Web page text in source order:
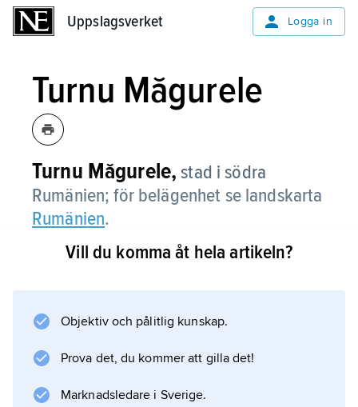
Uppslagsverket Logga in
Turnu Măgurele
Turnu Măgurele, stad i södra
Rumänien; för belägenhet se landskarta
Rumänien.
Information om artikeln
Vill du komma åt hela artikeln?
Objektiv och pålitlig kunskap.
Prova det, du kommer att gilla det!
Marknadsledare i Sverige.